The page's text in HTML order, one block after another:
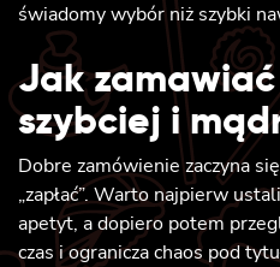
świadomy wybór niż szybki
Jak
szybciej i
Dobre zamówienie zaczyna
„zapłać”. Warto najpierw
apetyt, a dopiero potem
czas i ogranicza chaos pod